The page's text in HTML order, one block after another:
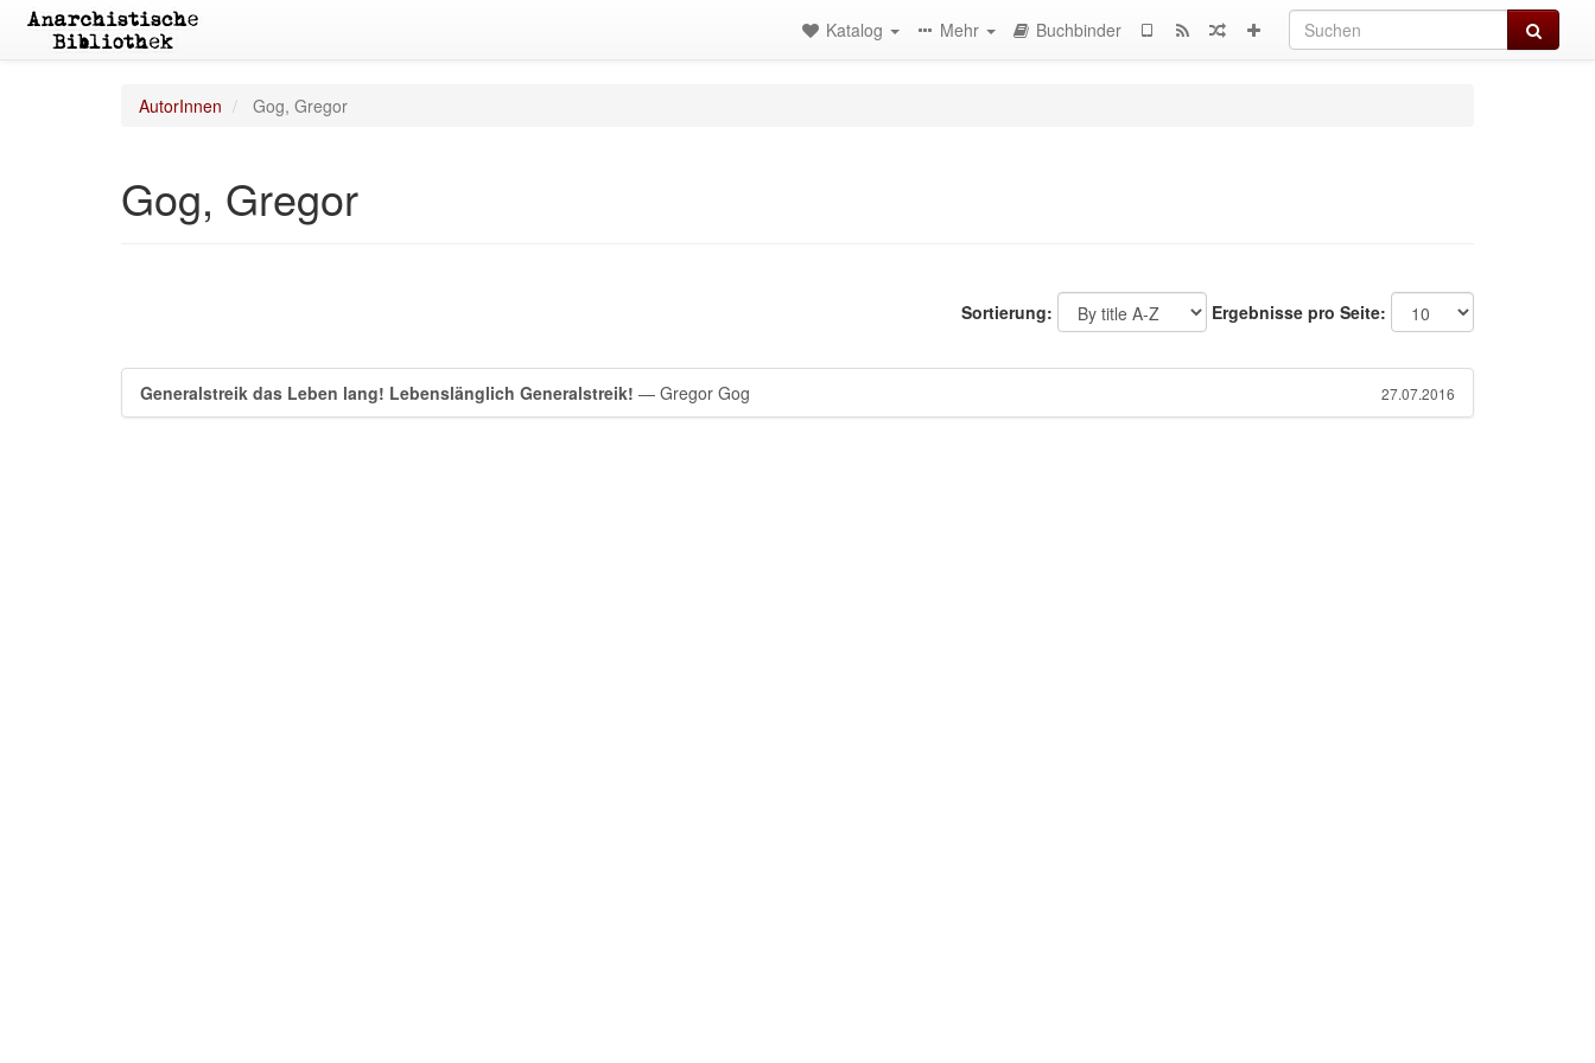
Suchen
Katalog Mehr Buchbinder
AutorInnen Gog, Gregor
Gog, Gregor
Sortierung: Ergebnisse pro Seite:
Generalstreik das Leben lang! Lebenslänglich Generalstreik! — Gregor Gog 27.07.2016